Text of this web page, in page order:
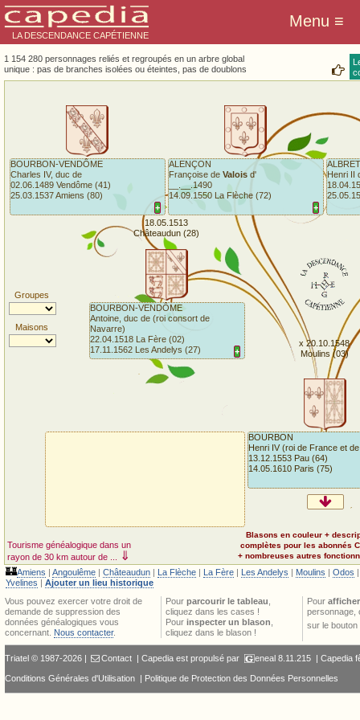
LA DESCENDANCE CAPÉTIENNE
1 154 280 personnages reliés et regroupés en un arbre global
unique : pas de branches isolées ou éteintes, pas de doublons
Groupes
Maisons
Tourisme généalogique dans un
rayon de 30 km autour de ...
⇓
BOURBON
Henri IV (roi de France et
13.12.1553 Pau (64)
14.05.1610 Paris (75)
+
BOURBON-VENDÔME
Antoine, duc de (roi consort de
Navarre)
22.04.1518 La Fère (02)
17.11.1562 Les Andelys (27)
+
BOURBON-VENDÔME
Charles IV, duc de
02.06.1489 Vendôme (41)
25.03.1537 Amiens (80)
+
ALENÇON
Françoise de Valois d'
__.__.1490
14.09.1550 La Flèche (72)
ALBRET
Henri II
x 20.10.1548
Moulins (03)
18.05.1513
Châteaudun (28)
🏰Amiens | Angoulême | Châteaudun | La Flèche | La Fère | Les Andelys | Moulins | Odos
Yvelines | Ajouter un lieu historique
Blasons en couleur +
complètes pour les abonnés
+ nombreuses autres
Vous pouvez exercer votre droit de
demande de suppression des
données généalogiques vous
concernant. Nous contacter.
Pour parcourir le tableau
cliquez dans les cases !
Pour inspecter un blason
cliquez dans le blason !
Pour
personnage,
sur le bouton
Triatel © 1987-2026 | Contact | Capedia est propulsé par eneal8.11.215 | Capedia
Conditions Générales d'Utilisation | Politique de Protection des Données Personnelles